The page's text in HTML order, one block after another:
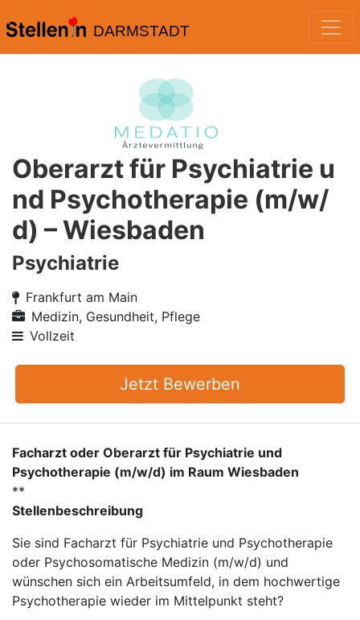
DARMSTADT
Oberarzt für Psychiatrie u
nd Psychotherapie (m/w/
d) – Wiesbaden
Psychiatrie
Frankfurt am Main
Medizin, Gesundheit, Pflege
Vollzeit
Jetzt Bewerben
Facharzt oder Oberarzt für Psychiatrie und
Psychotherapie (m/w/d) im Raum Wiesbaden
**
Stellenbeschreibung
Sie sind Facharzt für Psychiatrie und Psychotherapie
oder Psychosomatische Medizin (m/w/d) und
wünschen sich ein Arbeitsumfeld, in dem hochwertige
Psychotherapie wieder im Mittelpunkt steht?